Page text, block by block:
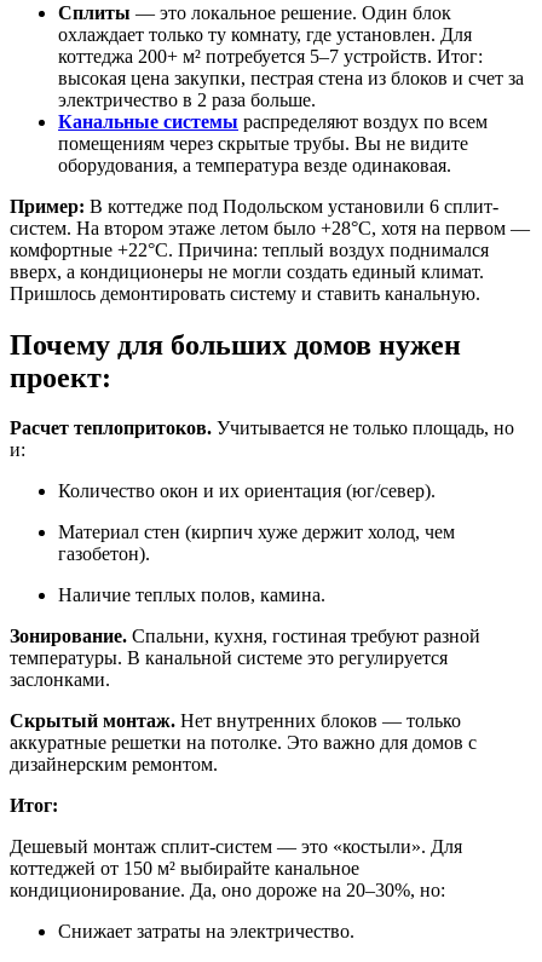
Сплиты — это локальное решение. Один блок
охлаждает только ту комнату, где установлен. Для
коттеджа 200+ м² потребуется 5–7 устройств. Итог:
высокая цена закупки, пестрая стена из блоков и счет за
электричество в 2 раза больше.
Канальные системы распределяют воздух по всем
помещениям через скрытые трубы. Вы не видите
оборудования, а температура везде одинаковая.
Пример: В коттедже под Подольском установили 6 сплит-
систем. На втором этаже летом было +28°C, хотя на первом —
комфортные +22°C. Причина: теплый воздух поднимался
вверх, а кондиционеры не могли создать единый климат.
Пришлось демонтировать систему и ставить канальную.
Почему для больших домов нужен
проект:
Расчет теплопритоков. Учитывается не только площадь, но
и:
Количество окон и их ориентация (юг/север).
Материал стен (кирпич хуже держит холод, чем
газобетон).
Наличие теплых полов, камина.
Зонирование. Спальни, кухня, гостиная требуют разной
температуры. В канальной системе это регулируется
заслонками.
Скрытый монтаж. Нет внутренних блоков — только
аккуратные решетки на потолке. Это важно для домов с
дизайнерским ремонтом.
Итог:
Дешевый монтаж сплит-систем — это «костыли». Для
коттеджей от 150 м² выбирайте канальное
кондиционирование. Да, оно дороже на 20–30%, но:
Снижает затраты на электричество.